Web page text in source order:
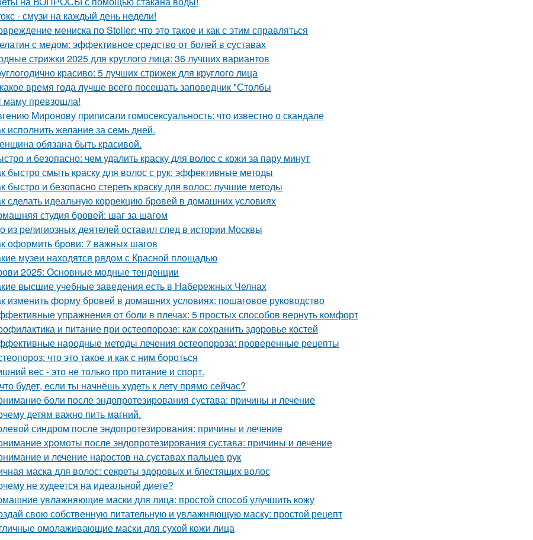
- смузи на каждый день недели!
мениска по Stoller: что это такое и как с этим справляться
с медом: эффективное средство от болей в суставах
стрижки 2025 для круглого лица: 36 лучших вариантов
красиво: 5 лучших стрижек для круглого лица
время года лучше всего посещать заповедник "Столбы
превзошла!
Миронову приписали гомосексуальность: что известно о скандале
исполнить желание за семь дней.
обязана быть красивой.
и безопасно: чем удалить краску для волос с кожи за пару минут
быстро смыть краску для волос с рук: эффективные методы
быстро и безопасно стереть краску для волос: лучшие методы
сделать идеальную коррекцию бровей в домашних условиях
студия бровей: шаг за шагом
из религиозных деятелей оставил след в истории Москвы
оформить брови: 7 важных шагов
музеи находятся рядом с Красной площадью
2025: Основные модные тенденции
высшие учебные заведения есть в Набережных Челнах
изменить форму бровей в домашних условиях: пошаговое руководство
упражнения от боли в плечах: 5 простых способов вернуть комфорт
и питание при остеопорозе: как сохранить здоровье костей
народные методы лечения остеопороза: проверенные рецепты
что это такое и как с ним бороться
вес - это не только про питание и спорт.
будет, если ты начнёшь худеть к лету прямо сейчас?
боли после эндопротезирования сустава: причины и лечение
детям важно пить магний.
синдром после эндопротезирования: причины и лечение
хромоты после эндопротезирования сустава: причины и лечение
и лечение наростов на суставах пальцев рук
маска для волос: секреты здоровых и блестящих волос
не худеется на идеальной диете?
увлажняющие маски для лица: простой способ улучшить кожу
свою собственную питательную и увлажняющую маску: простой рецепт
омолаживающие маски для сухой кожи лица